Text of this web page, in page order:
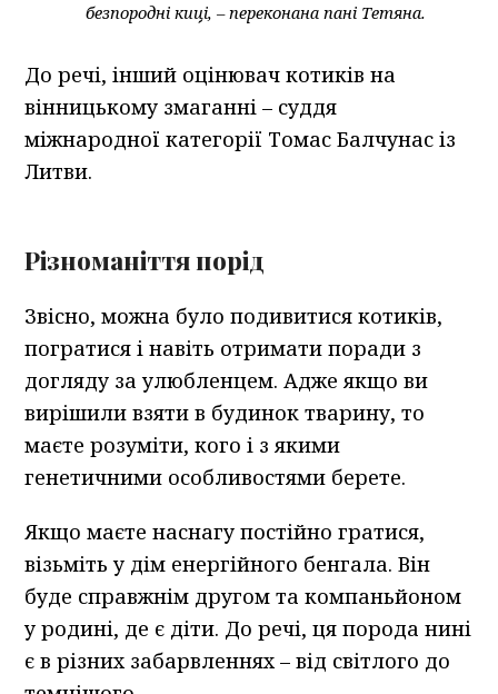
безпородні киці, – переконана пані Тетяна.
До речі, інший оцінювач котиків на
вінницькому змаганні – суддя
міжнародної категорії Томас Балчунас із
Литви.
Різноманіття порід
Звісно, можна було подивитися котиків,
погратися і навіть отримати поради з
догляду за улюбленцем. Адже якщо ви
вирішили взяти в будинок тварину, то
маєте розуміти, кого і з якими
генетичними особливостями берете.
Якщо маєте наснагу постійно гратися,
візьміть у дім енергійного бенгала. Він
буде справжнім другом та компаньйоном
у родині, де є діти. До речі, ця порода нині
є в різних забарвленнях – від світлого до